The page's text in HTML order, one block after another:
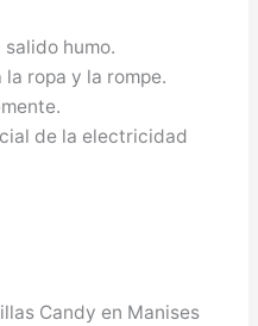
salido humo.
ropa y la rompe.
de la electricidad
Candy en Manises